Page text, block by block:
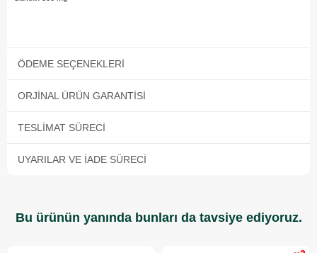
ÖDEME SEÇENEKLERI
ORJINAL ÜRÜN GARANTISI
TESLIMAT SÜRECI
UYARILAR VE İADE SÜRECI
Bu ürünün yanında bunları da tavsiye ediyoruz.